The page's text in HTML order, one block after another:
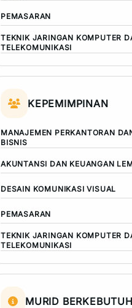
PEMASARAN
TEKNIK JARINGAN KOMPUTER
TELEKOMUNIKASI
KEPEMIMPINAN
MANAJEMEN PERKANTORAN
BISNIS
AKUNTANSI DAN KEUANGAN
DESAIN KOMUNIKASI VISUAL
PEMASARAN
TEKNIK JARINGAN KOMPUTER
TELEKOMUNIKASI
MURID